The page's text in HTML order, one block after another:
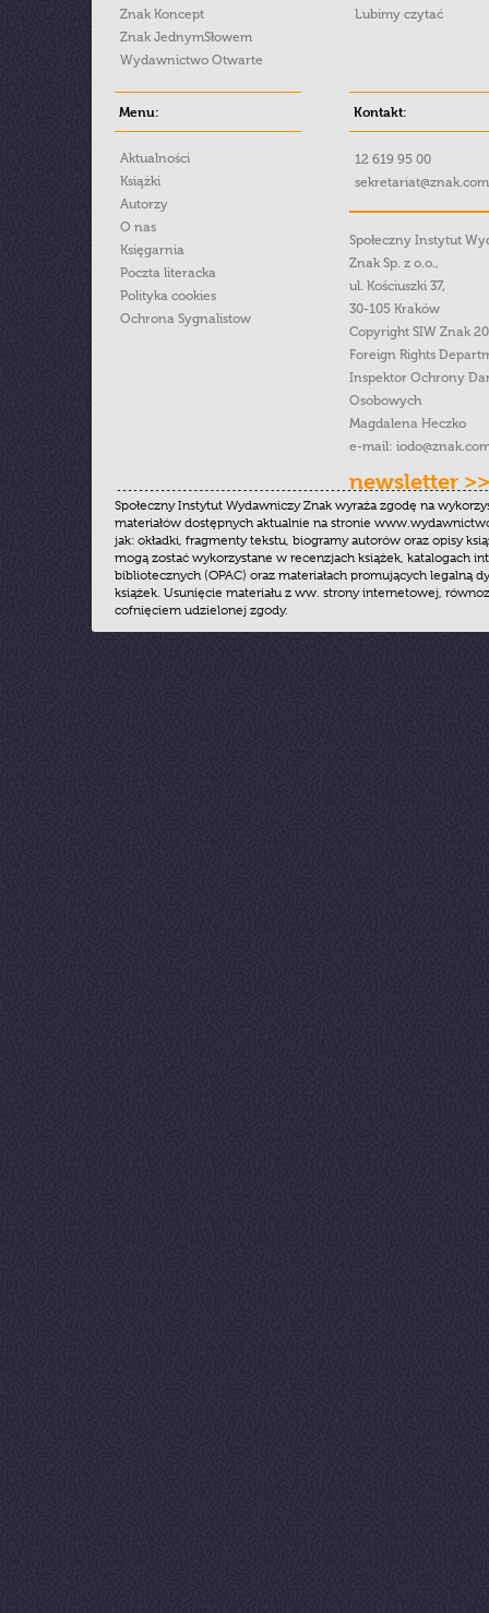
Znak Koncept
Znak JednymSłowem
Wydawnictwo Otwarte
Lubimy czytać
Menu:
Aktualności
Książki
Autorzy
O nas
Księgarnia
Poczta literacka
Polityka cookies
Ochrona Sygnalistow
Kontakt:
12 619 95 00
Społeczny Instytut
Znak Sp. z o.o.,
ul. Kościuszki 37,
30-105 Kraków
Copyright SIW Znak
Foreign Rights
Inspektor Ochrony
Osobowych
Magdalena Heczko
e-mail:
newsletter >>
Społeczny Instytut Wydawniczy Znak wyraża zgodę na
materiałów dostępnych aktualnie na stronie
jak: okładki, fragmenty tekstu, biogramy autorów oraz opisy
mogą zostać wykorzystane w recenzjach książek, katalogach
bibliotecznych (OPAC) oraz materiałach promujących legalną
książek. Usunięcie materiału z ww. strony internetowej,
cofnięciem udzielonej zgody.